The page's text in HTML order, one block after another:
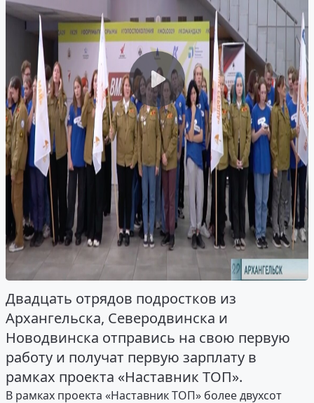
Двадцать отрядов подростков из
Архангельска, Северодвинска и
Новодвинска отправись на свою первую
работу и получат первую зарплату в
рамках проекта «Наставник ТОП».
В рамках проекта «Наставник ТОП» более двухсот